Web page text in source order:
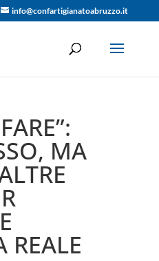
info@confartigianatoabruzzo.it
MA
REALE